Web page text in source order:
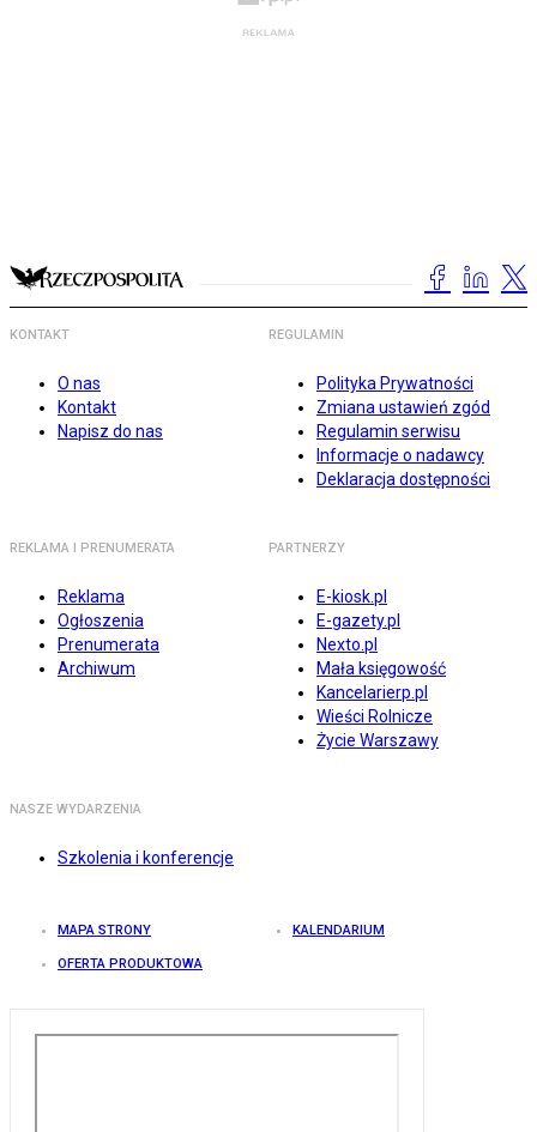
KONTAKT
O nas
Kontakt
Napisz do nas
REGULAMIN
Polityka Prywatności
Zmiana ustawień zgód
Regulamin serwisu
Informacje o nadawcy
Deklaracja dostępności
REKLAMA I PRENUMERATA
Reklama
Ogłoszenia
Prenumerata
Archiwum
PARTNERZY
E-kiosk.pl
E-gazety.pl
Nexto.pl
Mała księgowość
Kancelarierp.pl
Wieści Rolnicze
Życie Warszawy
NASZE WYDARZENIA
Szkolenia i konferencje
MAPA STRONY KALENDARIUM
OFERTA PRODUKTOWA